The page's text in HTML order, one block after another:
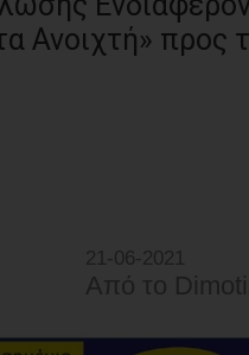
Ανοιχτή»
21-06-2021
Από τo